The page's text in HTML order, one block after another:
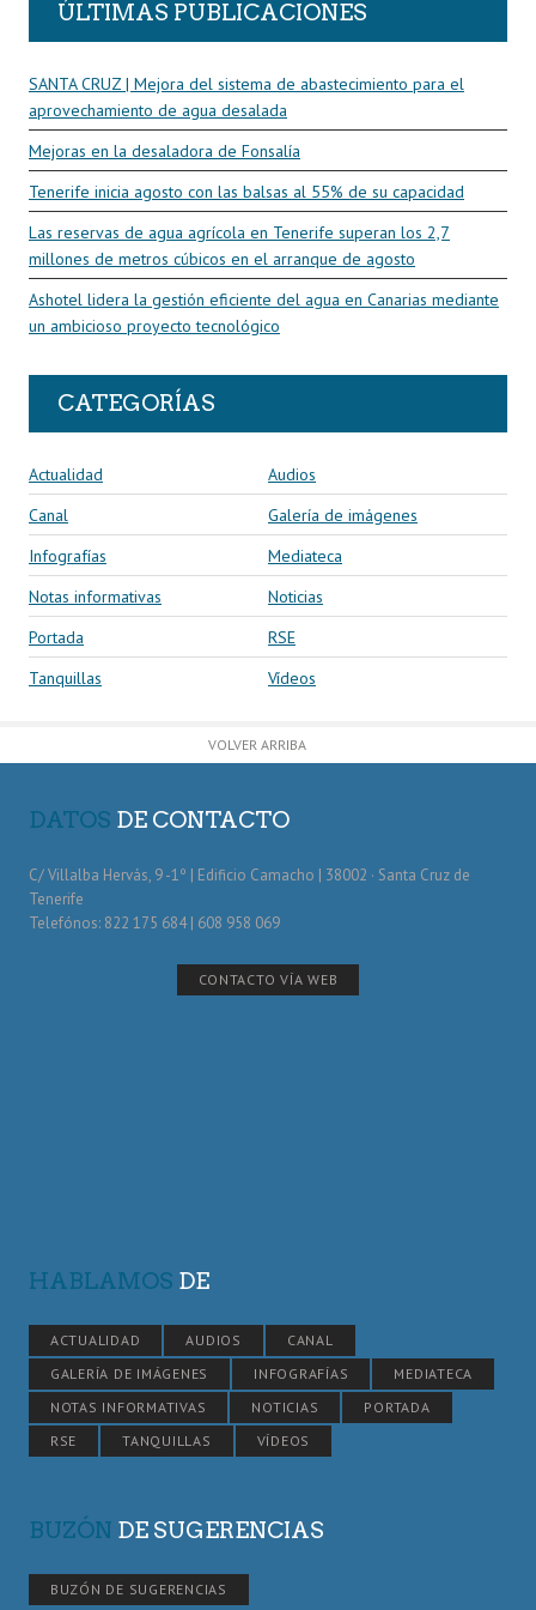
ÚLTIMAS PUBLICACIONES
SANTA CRUZ | Mejora del sistema de abastecimiento para el
aprovechamiento de agua desalada
Mejoras en la desaladora de Fonsalía
Tenerife inicia agosto con las balsas al 55% de su capacidad
Las reservas de agua agrícola en Tenerife superan los 2,7
millones de metros cúbicos en el arranque de agosto
Ashotel lidera la gestión eficiente del agua en Canarias mediante
un ambicioso proyecto tecnológico
CATEGORÍAS
Actualidad
Audios
Canal
Galería de imágenes
Infografías
Mediateca
Notas informativas
Noticias
Portada
RSE
Tanquillas
Vídeos
VOLVER ARRIBA
DATOS DE CONTACTO
C/ Villalba Hervás, 9 -1º | Edificio Camacho | 38002 · Santa Cruz de
Tenerife
Telefónos: 822 175 684 | 608 958 069
CONTACTO VÍA WEB
HABLAMOS DE
ACTUALIDAD AUDIOS
CANAL
GALERÍA DE IMÁGENES
INFOGRAFÍAS
MEDIATECA
NOTAS INFORMATIVAS
NOTICIAS
PORTADA
RSE
TANQUILLAS VÍDEOS
BUZÓN DE SUGERENCIAS
BUZÓN DE SUGERENCIAS